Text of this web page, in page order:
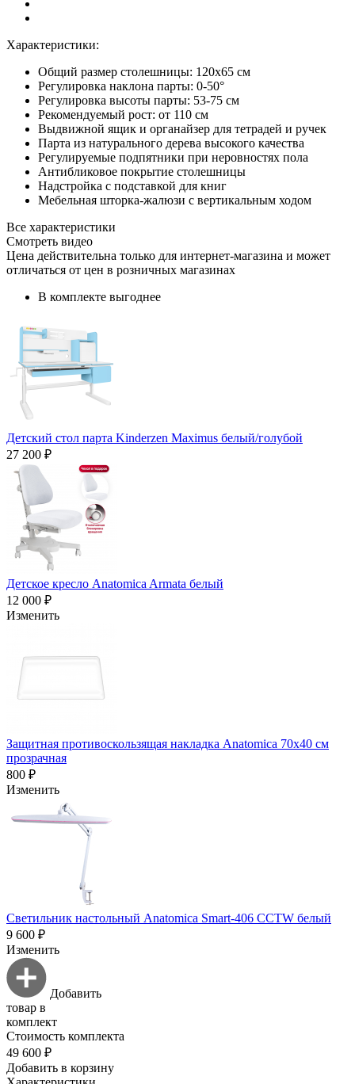
Характеристики:
Общий размер столешницы: 120x65 см
Регулировка наклона парты: 0-50°
Регулировка высоты парты: 53-75 см
Рекомендуемый рост: от 110 см
Выдвижной ящик и органайзер для тетрадей и ручек
Парта из натурального дерева высокого качества
Регулируемые подпятники при неровностях пола
Антибликовое покрытие столешницы
Надстройка с подставкой для книг
Мебельная шторка-жалюзи с вертикальным ходом
Все характеристики
Смотреть видео
Цена действительна только для интернет-магазина и может
отличаться от цен в розничных магазинах
В комплекте выгоднее
Детский стол парта Kinderzen Maximus белый/голубой
27 200 ₽
Детское кресло Anatomica Armata белый
12 000 ₽
Изменить
Защитная противоскользящая накладка Anatomica 70х40 см
прозрачная
800 ₽
Изменить
Светильник настольный Anatomica Smart-406 CCTW белый
9 600 ₽
Изменить
Добавить
товар в
комплект
Стоимость комплекта
49 600 ₽
Добавить в корзину